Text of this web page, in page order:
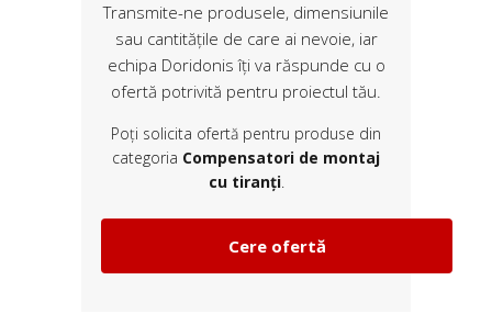
Transmite-ne produsele, dimensiunile
sau cantitățile de care ai nevoie, iar
echipa Doridonis îți va răspunde cu o
ofertă potrivită pentru proiectul tău.
Poți solicita ofertă pentru produse din
categoria Compensatori de montaj
cu tiranți.
Cere ofertă